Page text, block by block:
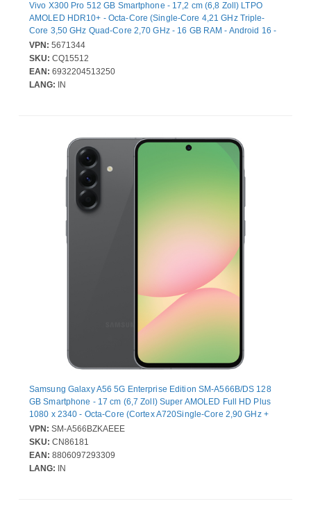
Vivo X300 Pro 512 GB Smartphone - 17,2 cm (6,8 Zoll) LTPO
AMOLED HDR10+ - Octa-Core (Single-Core 4,21 GHz Triple-
Core 3,50 GHz Quad-Core 2,70 GHz - 16 GB RAM - Android 16 -
5G - Bar - 2 SIM Support - kein SIM-Lock - Front Camera: 50
Megapixel - Rear Camera: 50 Megapixel / 50 Megapixel / 200
Megapixel - 5440 mAh Akku - Near Field Kommunikation
VPN: 5671344
SKU: CQ15512
EAN: 6932204513250
LANG: IN
Samsung Galaxy A56 5G Enterprise Edition SM-A566B/DS 128
GB Smartphone - 17 cm (6,7 Zoll) Super AMOLED Full HD Plus
1080 x 2340 - Octa-Core (Cortex A720Single-Core 2,90 GHz +
Cortex A720 Triple-Core 2,60 GHz + Cortex A520 Quad-Core
1,90 GHz - 8 GB RAM - Android 15 - 5G - Toller Graphit - Bar - 2
SIM Support - kein SIM-Lock - Front Camera: 12 Megapixel - Rear
Camera: 50 Megapixel / 12 Megapixel / 5 Megapixel - 5000 mAh
VPN: SM-A566BZKAEEE
SKU: CN86181
EAN: 8806097293309
LANG: IN